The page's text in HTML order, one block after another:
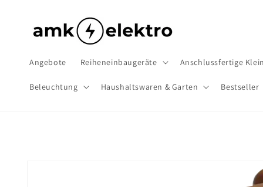
Angebote Reiheneinbaugeräte Anschlussfertige
Beleuchtung Haushaltswaren & Garten Bestseller